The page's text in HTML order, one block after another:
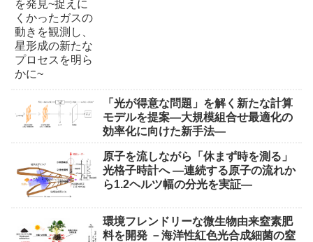
「光が得意な問題」を解く新たな計算
モデルを提案―大規模組合せ最適化の
効率化に向けた新手法―
原子を流しながら「休まず時を測る」
光格子時計へ ―連続する原子の流れか
ら1.2ヘルツ幅の分光を実証―
環境フレンドリーな微生物由来窒素肥
料を開発 －海洋性紅色光合成細菌の窒